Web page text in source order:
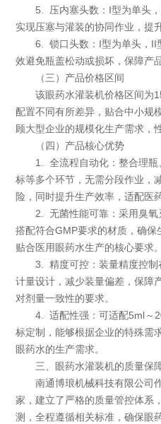
5. 压内塞头数：I型为单头，II
实现压塞与灌装的协同作业，提
6. 锁口头数：I型为单头，II
效避免瓶盖松动或损坏，保障产
（三）产品价格区间
该眼药水灌装机价格区间为15
配置不同有所差异，贴合中小规
顾大型企业的规模化生产需求，
（四）产品核心优势
1. 全流程自动化：整合理瓶
标等多个环节，无需分段作业，
险，同时提升生产效率，适配医
2. 无菌性能可靠：采用臭氧
搭配符合GMP要求的材质，确保
贴合医用眼药水生产的核心要求。
3. 精度可控：装量精度控制
计量设计，减少装量偏差，保障
对剂量一致性的要求。
4. 适配性强：可适配5ml～
标定制，能够根据企业的特殊需
眼药水的生产需求。
三、眼药水灌装机的质量保
南通博琅机械科技有限公司
家，建立了严格的质量管控体系
测，全程遵循相关标准，确保眼